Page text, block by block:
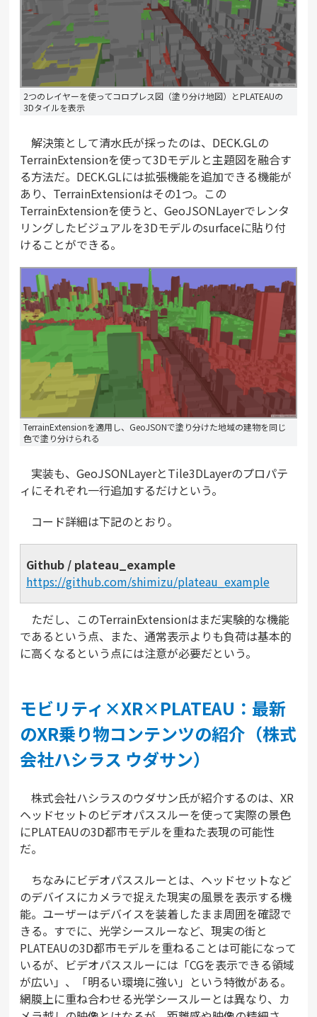
2つのレイヤーを使ってコロプレス図（塗り分け地図）とPLATEAUの
3Dタイルを表示
解決策として清水氏が採ったのは、DECK.GLの
TerrainExtensionを使って3Dモデルと主題図を融合す
る方法だ。DECK.GLには拡張機能を追加できる機能が
あり、TerrainExtensionはその1つ。この
TerrainExtensionを使うと、GeoJSONLayerでレンタ
リングしたビジュアルを3Dモデルのsurfaceに貼り付
けることができる。
TerrainExtensionを適用し、GeoJSONで塗り分けた地域の建物を同じ
色で塗り分けられる
実装も、GeoJSONLayerとTile3DLayerのプロパテ
ィにそれぞれ一行追加するだけという。
コード詳細は下記のとおり。
Github / plateau_example
https://github.com/shimizu/plateau_example
ただし、このTerrainExtensionはまだ実験的な機能
であるという点、また、通常表示よりも負荷は基本的
に高くなるという点には注意が必要だという。
モビリティ×XR×PLATEAU：最新
のXR乗り物コンテンツの紹介（株式
会社ハシラス ウダサン）
株式会社ハシラスのウダサン氏が紹介するのは、XR
ヘッドセットのビデオパススルーを使って実際の景色
にPLATEAUの3D都市モデルを重ねた表現の可能性
だ。
ちなみにビデオパススルーとは、ヘッドセットなど
のデバイスにカメラで捉えた現実の風景を表示する機
能。ユーザーはデバイスを装着したまま周囲を確認で
きる。すでに、光学シースルーなど、現実の街と
PLATEAUの3D都市モデルを重ねることは可能になって
いるが、ビデオパススルーには「CGを表示できる領域
が広い」、「明るい環境に強い」という特徴がある。
網膜上に重ね合わせる光学シースルーとは異なり、カ